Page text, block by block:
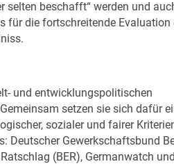
selten beschafft“ werden und
für die fortschreitende Evaluation
und entwicklungspolitischen
setzen sie sich dafür
sozialer und fairer
Deutscher Gewerkschaftsbund
(BER), Germanwatch